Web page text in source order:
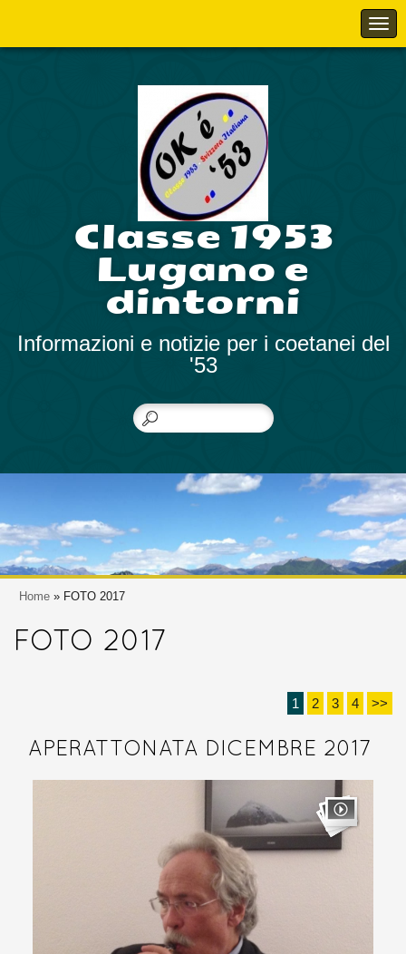
Classe 1953
Lugano e
dintorni
Informazioni e notizie per i coetanei del
'53
Home » FOTO 2017
FOTO 2017
1 2 3 4 >>
APERATTONATA DICEMBRE 2017